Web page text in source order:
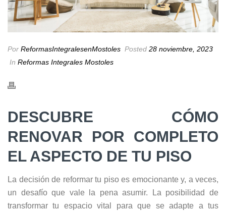
Por ReformasIntegralesenMostoles Posted 28 noviembre, 2023
In Reformas Integrales Mostoles
DESCUBRE CÓMO
RENOVAR POR COMPLETO
EL ASPECTO DE TU PISO
La decisión de reformar tu piso es emocionante y, a veces,
un desafío que vale la pena asumir. La posibilidad de
transformar tu espacio vital para que se adapte a tus